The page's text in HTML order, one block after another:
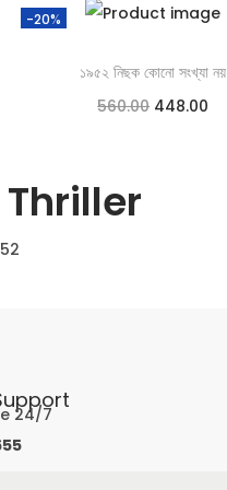
-20%
১৯৫২ নিছক কোনো সংখ্যা নয়
560.00 448.00
24/7